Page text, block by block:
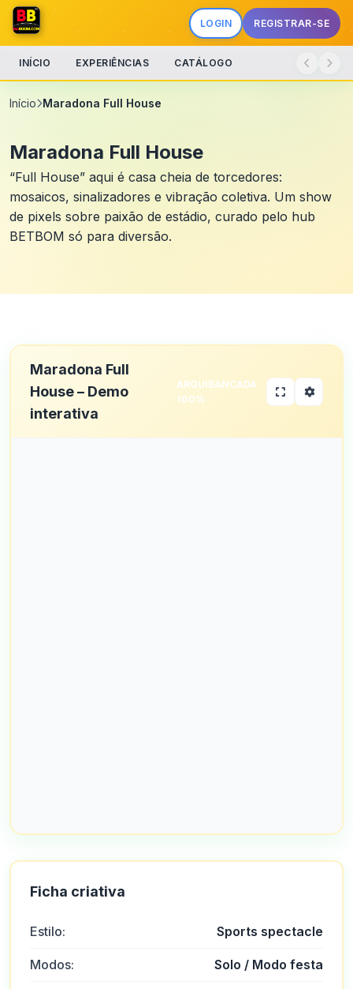
LOGIN REGISTRAR-SE
INÍCIO EXPERIÊNCIAS CATÁLOGO
Início Maradona Full House
Maradona Full House
“Full House” aqui é casa cheia de torcedores:
mosaicos, sinalizadores e vibração coletiva. Um show
de pixels sobre paixão de estádio, curado pelo hub
BETBOM só para diversão.
Maradona Full
House – Demo
interativa
ARQUIBANCADA
100%
Ficha criativa
Estilo: Sports spectacle
Modos: Solo / Modo festa